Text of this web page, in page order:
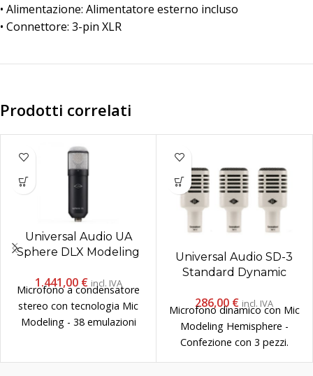
• Alimentazione: Alimentatore esterno incluso
• Connettore: 3-pin XLR
Prodotti correlati
Universal Audio UA
Sphere DLX Modeling
1.441,00 € incl. IVA
Microfono a condensatore
stereo con tecnologia Mic
Modeling - 38 emulazioni
Universal Audio SD-3
Standard Dynamic
286,00 € incl. IVA
Microfono dinamico con Mic
Modeling Hemisphere -
Confezione con 3 pezzi.